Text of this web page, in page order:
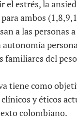
estrés, la
ambos
a las personas
del
tiene como
y éticos
colombiano.